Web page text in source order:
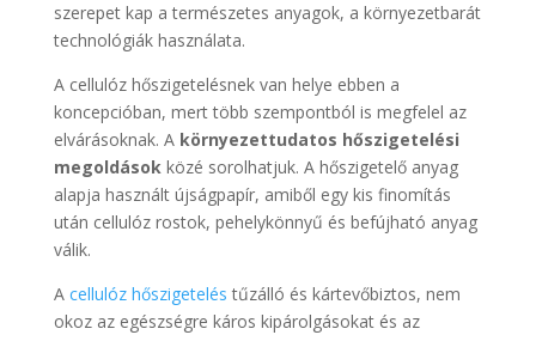
szerepet kap a természetes anyagok, a környezetbarát
technológiák használata.
A cellulóz hőszigetelésnek van helye ebben a
koncepcióban, mert több szempontból is megfelel az
elvárásoknak. A környezettudatos hőszigetelési
megoldásokközé sorolhatjuk. A hőszigetelő anyag
alapja használt újságpapír, amiből egy kis finomítás
után cellulóz rostok, pehelykönnyű és befújható anyag
válik.
A cellulóz hőszigetelés tűzálló és kártevőbiztos, nem
okoz az egészségre káros kipárolgásokat és az